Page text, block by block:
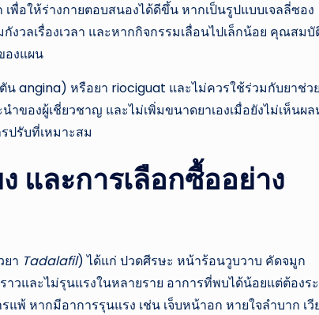
อให้ร่างกายตอบสนองได้ดีขึ้น หากเป็นรูปแบบเจลลี่ซอง
วลเรื่องเวลา และหากกิจกรรมเลื่อนไปเล็กน้อย คุณสมบั
องแผน
angina) หรือยา riociguat และไม่ควรใช้ร่วมกับยาช่วย
ของผู้เชี่ยวชาญ และไม่เพิ่มขนาดยาเองเมื่อยังไม่เห็นผล
ปรับที่เหมาะสม
และการเลือกซื้ออย่าง
ยา Tadalafil) ได้แก่ ปวดศีรษะ หน้าร้อนวูบวาบ คัดจมูก
วและไม่รุนแรงในหลายราย อาการที่พบได้น้อยแต่ต้องร
พ้ หากมีอาการรุนแรง เช่น เจ็บหน้าอก หายใจลำบาก เวี